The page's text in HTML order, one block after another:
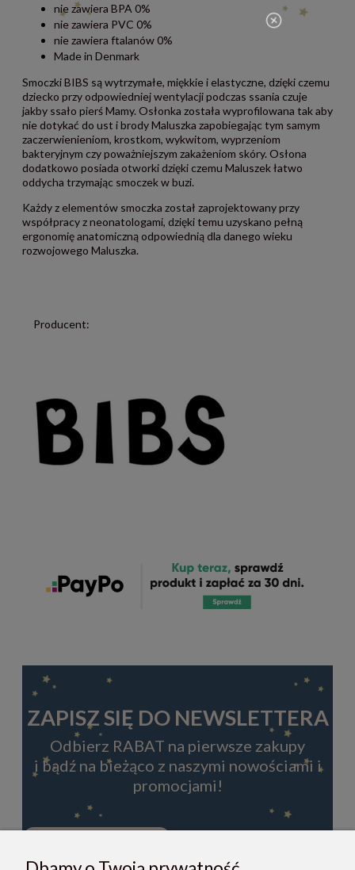
nie zawiera BPA 0%
nie zawiera PVC 0%
nie zawiera ftalanów 0%
Made in Denmark
Smoczki BIBS są wytrzymałe, miękkie i elastyczne, dzięki czemu
dziecko przy odpowiedniej wentylacji podczas ssania czuje
jakby ssało pierś Mamy. Osłonka została wyprofilowana tak aby
nie dotykać do ust i brody Maluszka zapobiegając tym samym
zaczerwienieniom, krostkom, wykwitom, wyprzeniom
bakteryjnym czy poważniejszym zakażeniom skóry. Osłona
dodatkowo posiada otworki dzięki czemu Maluszek łatwo
oddycha trzymając smoczek w buzi.
Każdy z elementów smoczka został zaprojektowany przy
współpracy z neonatologami, dzięki temu uzyskano pełną
ergonomię anatomiczną odpowiednią dla danego wieku
rozwojowego Maluszka.
Producent:
ZAPISZ SIĘ DO NEWSLETTERA
Odbierz RABAT na pierwsze zakupy
i bądź na bieżąco z naszymi nowościami i
promocjami!